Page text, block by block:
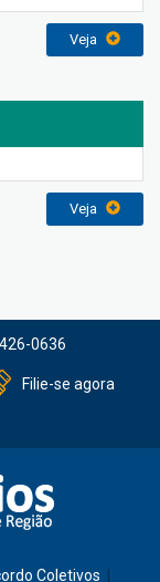
Veja
Veja
0636
Filie-se agora
Coletivos